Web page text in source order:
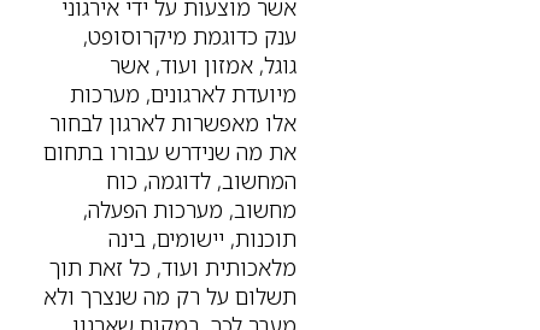
אשר מוצעות על ידי אירגוני
ענק כדוגמת מיקרוסופט,
גוגל, אמזון ועוד, אשר
מיועדת לארגונים, מערכות
אלו מאפשרות לארגון לבחור
את מה שנידרש עבורו בתחום
המחשוב, לדוגמה, כוח
מחשוב, מערכות הפעלה,
תוכנות, יישומים, בינה
מלאכותית ועוד, כל זאת תוך
תשלום על רק מה שנצרך ולא